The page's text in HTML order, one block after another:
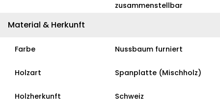
zusammenstellbar
Material & Herkunft
Farbe Nussbaum furniert
Holzart Spanplatte (Mischholz)
Holzherkunft Schweiz